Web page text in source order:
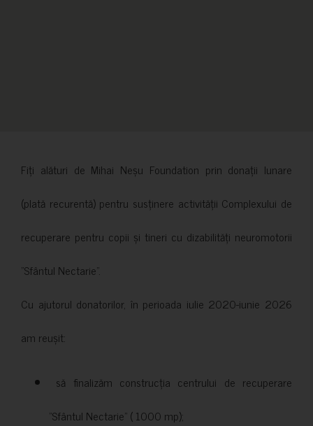
Fiți alături de Mihai Neșu Foundation prin donații lunare
(plată recurentă) pentru susținere activității Complexului de
recuperare pentru copii și tineri cu dizabilități neuromotorii
”Sfântul Nectarie”.
Cu ajutorul donatorilor, în perioada iulie 2020-iunie 2026
am reușit:
să finalizăm construcția centrului de recuperare
”Sfântul Nectarie” ( 1000 mp);